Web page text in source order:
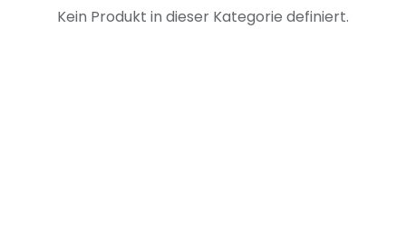
Kein Produkt in dieser Kategorie definiert.